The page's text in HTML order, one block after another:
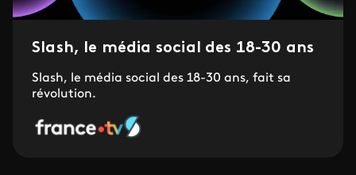
Slash, le média social des 18-30 ans
Slash, le média social des 18-30 ans, fait sa
révolution.